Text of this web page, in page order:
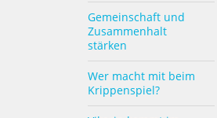
Gemeinschaft und
Zusammenhalt
stärken
Wer macht mit beim
Krippenspiel?